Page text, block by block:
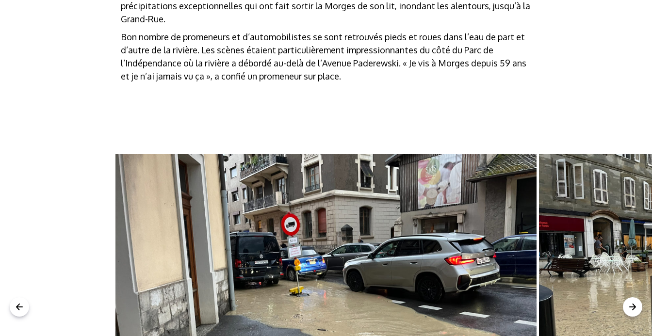
précipitations exceptionnelles qui ont fait sortir la Morges de son lit, inondant les alentours, jusqu’à la
Grand-Rue.
Bon nombre de promeneurs et d’automobilistes se sont retrouvés pieds et roues dans l’eau de part et
d’autre de la rivière. Les scènes étaient particulièrement impressionnantes du côté du Parc de
l’Indépendance où la rivière a débordé au-delà de l’Avenue Paderewski. « Je vis à Morges depuis 59 ans
et je n’ai jamais vu ça », a confié un promeneur sur place.